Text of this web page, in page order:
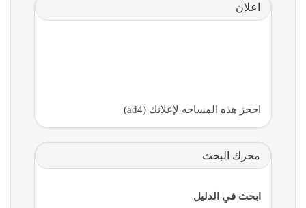
اعلان
احجز هذه المساحه لإعلانك (ad4)
محرك البحث
ابحث في الدليل